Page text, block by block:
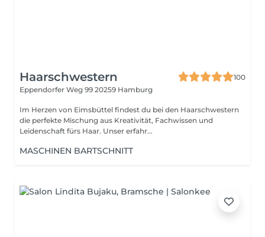
Haarschwestern
100
Eppendorfer Weg 99 20259 Hamburg
Im Herzen von Eimsbüttel findest du bei den Haarschwestern
die perfekte Mischung aus Kreativität, Fachwissen und
Leidenschaft fürs Haar. Unser erfahr...
MASCHINEN BARTSCHNITT